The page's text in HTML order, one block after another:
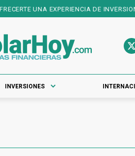
DE INVERSIONES DE PRIMER
INVERSIONES